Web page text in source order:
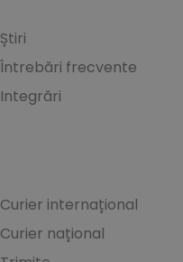
Știri
Întrebări frecvente
Integrări
Curier internațional
Curier național